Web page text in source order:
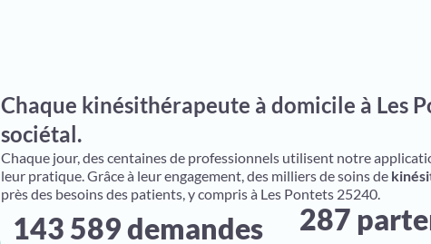
Chaque kinésithérapeute à domicile à Les
sociétal.
Chaque jour, des centaines de professionnels utilisent notre
leur pratique. Grâce à leur engagement, des milliers de soins de
près des besoins des patients, y compris à Les Pontets 25240.
143 589 demandes 287